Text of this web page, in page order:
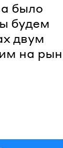
было
будем
двум
на